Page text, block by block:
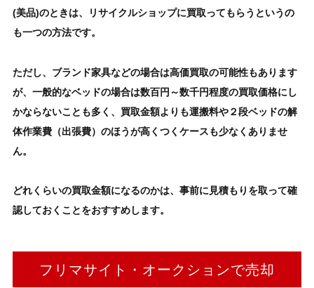
(美品)のときは、リサイクルショップに買取ってもらうというの
も一つの方法です。
ただし、ブランド家具などの場合は高価買取の可能性もあります
が、 一般的なベッドの場合は数百円～数千円程度の買取価格にし
かならないことも多く、買取金額よりも運搬料や２段ベッドの解
体作業費（出張費） のほうが高くつくケースも少なくありませ
ん。
どれくらいの買取金額になるのかは、事前に見積もりを取って確
認しておくことをおすすめします。
フリマサイト・オークションで売却